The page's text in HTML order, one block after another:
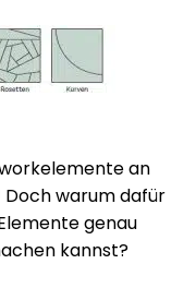
an
Doch warum dafür
genau
kannst?